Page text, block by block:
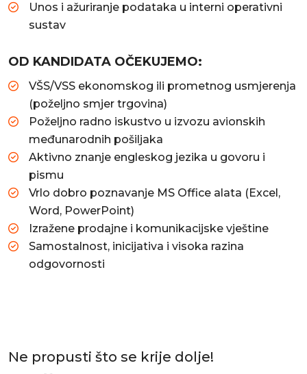
Unos i ažuriranje podataka u interni operativni
sustav
OD KANDIDATA OČEKUJEMO:
VŠS/VSS ekonomskog ili prometnog usmjerenja
(poželjno smjer trgovina)
Poželjno radno iskustvo u izvozu avionskih
međunarodnih pošiljaka
Aktivno znanje engleskog jezika u govoru i
pismu
Vrlo dobro poznavanje MS Office alata (Excel,
Word, PowerPoint)
Izražene prodajne i komunikacijske vještine
Samostalnost, inicijativa i visoka razina
odgovornosti
Ne propusti što se krije dolje!